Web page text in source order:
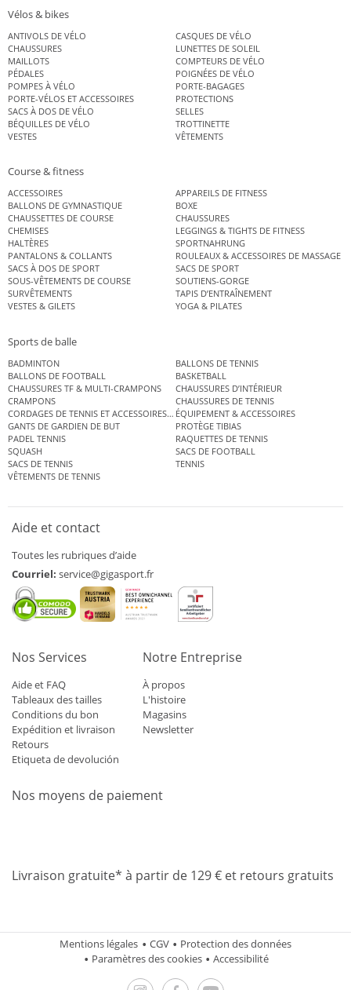
Vélos & bikes
ANTIVOLS DE VÉLO
CASQUES DE VÉLO
CHAUSSURES
LUNETTES DE SOLEIL
MAILLOTS
COMPTEURS DE VÉLO
PÉDALES
POIGNÉES DE VÉLO
POMPES À VÉLO
PORTE-BAGAGES
PORTE-VÉLOS ET ACCESSOIRES
PROTECTIONS
SACS À DOS DE VÉLO
SELLES
BÉQUILLES DE VÉLO
TROTTINETTE
VESTES
VÊTEMENTS
Course & fitness
ACCESSOIRES
APPAREILS DE FITNESS
BALLONS DE GYMNASTIQUE
BOXE
CHAUSSETTES DE COURSE
CHAUSSURES
CHEMISES
LEGGINGS & TIGHTS DE FITNESS
HALTÈRES
SPORTNAHRUNG
PANTALONS & COLLANTS
ROULEAUX & ACCESSOIRES DE MASSAGE
SACS À DOS DE SPORT
SACS DE SPORT
SOUS-VÊTEMENTS DE COURSE
SOUTIENS-GORGE
SURVÊTEMENTS
TAPIS D’ENTRAÎNEMENT
VESTES & GILETS
YOGA & PILATES
Sports de balle
BADMINTON
BALLONS DE TENNIS
BALLONS DE FOOTBALL
BASKETBALL
CHAUSSURES TF & MULTI-CRAMPONS
CHAUSSURES D’INTÉRIEUR
CRAMPONS
CHAUSSURES DE TENNIS
CORDAGES DE TENNIS ET ACCESSOIRES DE TENNISÉQUIPEMENT & ACCESSOIRES
GANTS DE GARDIEN DE BUT
PROTÈGE TIBIAS
PADEL TENNIS
RAQUETTES DE TENNIS
SQUASH
SACS DE FOOTBALL
SACS DE TENNIS
TENNIS
VÊTEMENTS DE TENNIS
Aide et contact
Toutes les rubriques d’aide
Courriel: service@gigasport.fr
Nos Services
Aide et FAQ
Tableaux des tailles
Conditions du bon
Expédition et livraison
Retours
Etiqueta de devolución
Notre Entreprise
À propos
L'histoire
Magasins
Newsletter
Nos moyens de paiement
Livraison gratuite* à partir de 129 € et retours gratuits
Mentions légales CGV
Protection des données
Paramètres des cookies
Accessibilité